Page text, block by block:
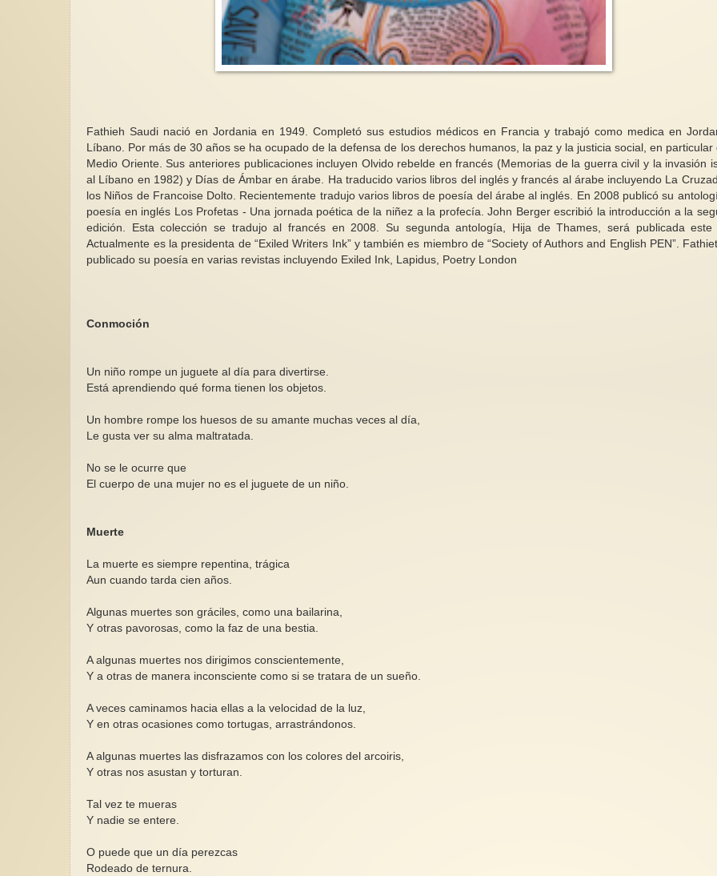
Fathieh Saudi nació en Jordania en 1949. Completó sus estudios médicos en Francia y trabajó como medica en
Líbano. Por más de 30 años se ha ocupado de la defensa de los derechos humanos, la paz y la justicia social, en particular
Medio Oriente. Sus anteriores publicaciones incluyen Olvido rebelde en francés (Memorias de la guerra civil y la invasión
al Líbano en 1982) y Días de Ámbar en árabe. Ha traducido varios libros del inglés y francés al árabe incluyendo La
los Niños de Francoise Dolto. Recientemente tradujo varios libros de poesía del árabe al inglés. En 2008 publicó su
poesía en inglés Los Profetas - Una jornada poética de la niñez a la profecía. John Berger escribió la introducción a la
edición. Esta colección se tradujo al francés en 2008. Su segunda antología, Hija de Thames, será publicada este
Actualmente es la presidenta de “Exiled Writers Ink” y también es miembro de “Society of Authors and English PEN”.
publicado su poesía en varias revistas incluyendo Exiled Ink, Lapidus, Poetry London
Conmoción
Un niño rompe un juguete al día para divertirse.
Está aprendiendo qué forma tienen los objetos.
Un hombre rompe los huesos de su amante muchas veces al día,
Le gusta ver su alma maltratada.
No se le ocurre que
El cuerpo de una mujer no es el juguete de un niño.
Muerte
La muerte es siempre repentina, trágica
Aun cuando tarda cien años.
Algunas muertes son gráciles, como una bailarina,
Y otras pavorosas, como la faz de una bestia.
A algunas muertes nos dirigimos conscientemente,
Y a otras de manera inconsciente como si se tratara de un sueño.
A veces caminamos hacia ellas a la velocidad de la luz,
Y en otras ocasiones como tortugas, arrastrándonos.
A algunas muertes las disfrazamos con los colores del arcoiris,
Y otras nos asustan y torturan.
Tal vez te mueras
Y nadie se entere.
O puede que un día perezcas
Rodeado de ternura.
Octubre: un mes de lucha y
esperanza femenina
Octubre nos invita individual y
colectivamente a mirar hacia
adentro y hacia afuera, a...
Antagonismos
para la cuarta ola (1)
Estamos en la
feminismo y
una etapa de
pero...